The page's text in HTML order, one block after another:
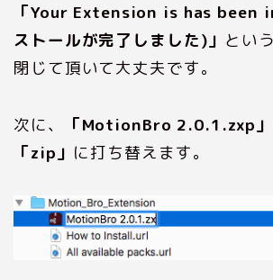
「Your Extension is has been
ストールが完了しました)」 とい
閉じて頂いて大丈夫です。
次に、 「MotionBro 2.0.1.zxp」
「zip」 に打ち替えます。